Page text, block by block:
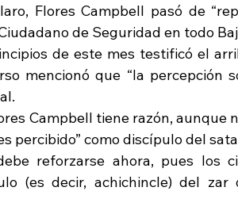
Flores Campbell pasó de
de Seguridad en todo
de este mes testificó el
mencionó que “la percepción
Campbell tiene razón, aunque
percibido” como discípulo del
reforzarse ahora, pues los
(es decir, achichincle) del zar